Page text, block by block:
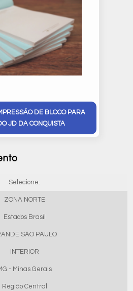
DE BLOCO PARA
JD DA CONQUISTA
Selecione:
ZONA NORTE
Estados Brasil
SÃO PAULO
INTERIOR
- Minas Gerais
Região Central